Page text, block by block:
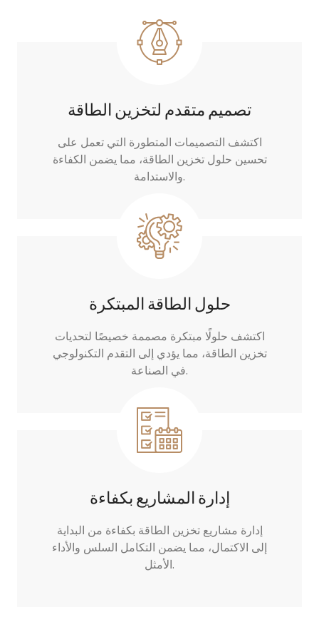
تصميم متقدم لتخزين الطاقة
اكتشف التصميمات المتطورة التي تعمل على
تحسين حلول تخزين الطاقة، مما يضمن الكفاءة
والاستدامة.
حلول الطاقة المبتكرة
اكتشف حلولًا مبتكرة مصممة خصيصًا لتحديات
تخزين الطاقة، مما يؤدي إلى التقدم التكنولوجي
في الصناعة.
إدارة المشاريع بكفاءة
إدارة مشاريع تخزين الطاقة بكفاءة من البداية
إلى الاكتمال، مما يضمن التكامل السلس والأداء
الأمثل.